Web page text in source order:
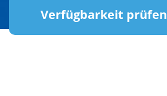
Verfügbarkeit prüfen